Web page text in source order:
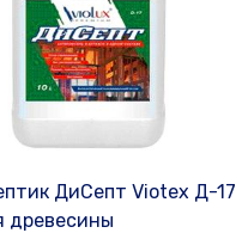
ДиСепт Viotex Д-17
древесины